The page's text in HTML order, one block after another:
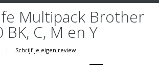
Multipack Brother
C, M en Y
| Schrijf je eigen review